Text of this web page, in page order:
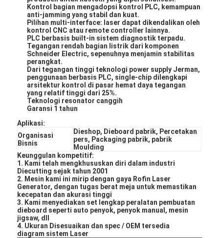
Tentang kami
Tur Pabrik
Kontrol kualitas
Hubungi kami
Berita
Laser cutting mesin
Memotong baja aturan
Die Cutting Consumables
mati peralatan pemotongan
Kontrol bagian mengadopsi kontrol PLC, kemampuan
anti-jamming yang stabil dan kuat.
Pilihan multi-interface: laser dapat dikendalikan oleh
kontrol CNC atau remote controller lainnya.
PLC berbasis built-in sistem diagnostik terpadu.
Tegangan rendah bagian listrik dari komponen
Schneider Electric, sepenuhnya menjamin stabilitas
perangkat.
Dari tegangan tinggi teknologi power supply Jerman,
penggunaan berbasis PLC, single-chip dilengkapi
arsitektur kontrol di pasar hemat daya tegangan
yang relatif tinggi dari 25%.
Teknologi resonator canggih
Garansi 1 tahun
Aplikasi:
Organisasi
Bisnis
Dieshop, Dieboard pabrik, Percetakan
pers, Packaging pabrik, pabrik
Moulding
Keunggulan kompetitif:
1. Kami telah mengkhususkan diri dalam industri
Diecutting sejak tahun 2001
2. Mesin kami ini mirip dengan gaya Rofin Laser
Generator, dengan tugas berat meja untuk memastikan
kecepatan dan akurasi tinggi
3. Kami menyediakan set lengkap peralatan pembuatan
dieboard seperti auto penyok, penyok manual, mesin
jigsaw, dll
4. Ukuran Disesuaikan dan spec / OEM tersedia
diagram sistem Laser